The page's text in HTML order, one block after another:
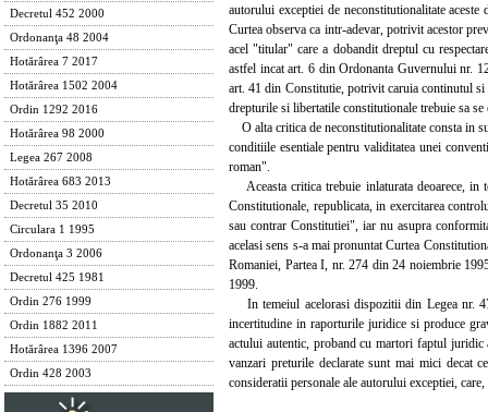
Decretul 452 2000
Ordonanţa 48 2004
Hotărârea 7 2017
Hotărârea 1502 2004
Ordin 1292 2016
Hotărârea 98 2000
Legea 267 2008
Hotărârea 683 2013
Decretul 35 2010
Circulara 1 1995
Ordonanţa 3 2006
Decretul 425 1981
Ordin 276 1999
Ordin 1882 2011
Hotărârea 1396 2007
Ordin 428 2003
autorului exceptiei de neconstitutionalitate
Curtea observa ca intr-adevar, potrivit acestor
acel "titular" care a dobandit dreptul cu
astfel incat art. 6 din Ordonanta Guvernului nr.
art. 41 din Constitutie, potrivit caruia continutul
drepturile si libertatile constitutionale trebuie sa
O alta critica de neconstitutionalitate consta in
conditiile esentiale pentru validitatea unei
roman".
Aceasta critica trebuie inlaturata deoarece, in
Constitutionale, republicata, in exercitarea
sau contrar Constitutiei", iar nu asupra
acelasi sens s-a mai pronuntat Curtea
Romaniei, Partea I, nr. 274 din 24 noiembrie
1999.
In temeiul acelorasi dispozitii din Legea nr.
incertitudine in raporturile juridice si produce
actului autentic, proband cu martori faptul
vanzari preturile declarate sunt mai mici decat
consideratii personale ale autorului exceptiei,